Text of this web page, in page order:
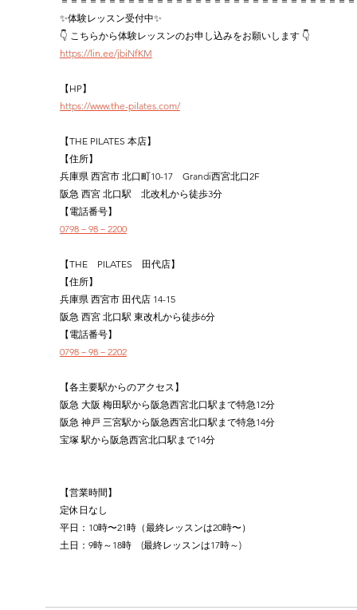
✨体験レッスン受付中✨
👇 こちらから体験レッスンのお申し込みをお願いします 👇
https://lin.ee/jbiNfKM
【HP】
https://www.the-pilates.com/
【THE PILATES 本店】
【住所】
兵庫県 西宮市 北口町10-17　Grandi西宮北口2F
阪急 西宮 北口駅　北改札から徒歩3分
【電話番号】
0798－98－2200
【THE　PILATES　田代店】
【住所】
兵庫県 西宮市 田代店 14-15
阪急 西宮 北口駅 東改札から徒歩6分
【電話番号】
0798－98－2202
【各主要駅からのアクセス】
阪急 大阪 梅田駅から阪急西宮北口駅まで特急12分
阪急 神戸 三宮駅から阪急西宮北口駅まで特急14分
宝塚 駅から阪急西宮北口駅まで14分
【営業時間】
定休日なし
平日：10時〜21時（最終レッスンは20時〜）
土日：9時～18時　(最終レッスンは17時～)